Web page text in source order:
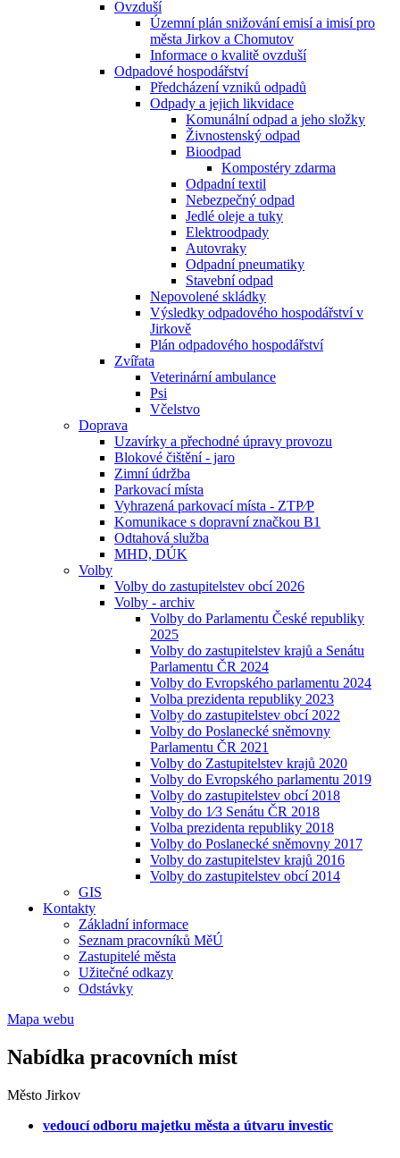
Ovzduší
Územní plán snižování emisí a imisí pro
města Jirkov a Chomutov
Informace o kvalitě ovzduší
Odpadové hospodářství
Předcházení vzniků odpadů
Odpady a jejich likvidace
Komunální odpad a jeho složky
Živnostenský odpad
Bioodpad
Kompostéry zdarma
Odpadní textil
Nebezpečný odpad
Jedlé oleje a tuky
Elektroodpady
Autovraky
Odpadní pneumatiky
Stavební odpad
Nepovolené skládky
Výsledky odpadového hospodářství v
Jirkově
Plán odpadového hospodářství
Zvířata
Veterinární ambulance
Psi
Včelstvo
Doprava
Uzavírky a přechodné úpravy provozu
Blokové čištění - jaro
Zimní údržba
Parkovací místa
Vyhrazená parkovací místa - ZTP⁄P
Komunikace s dopravní značkou B1
Odtahová služba
MHD, DÚK
Volby
Volby do zastupitelstev obcí 2026
Volby - archiv
Volby do Parlamentu České republiky
2025
Volby do zastupitelstev krajů a Senátu
Parlamentu ČR 2024
Volby do Evropského parlamentu 2024
Volba prezidenta republiky 2023
Volby do zastupitelstev obcí 2022
Volby do Poslanecké sněmovny
Parlamentu ČR 2021
Volby do Zastupitelstev krajů 2020
Volby do Evropského parlamentu 2019
Volby do zastupitelstev obcí 2018
Volby do 1⁄3 Senátu ČR 2018
Volba prezidenta republiky 2018
Volby do Poslanecké sněmovny 2017
Volby do zastupitelstev krajů 2016
Volby do zastupitelstev obcí 2014
GIS
Kontakty
Základní informace
Seznam pracovníků MěÚ
Zastupitelé města
Užitečné odkazy
Odstávky
Mapa webu
Nabídka pracovních míst
Město Jirkov
vedoucí odboru majetku města a útvaru investic